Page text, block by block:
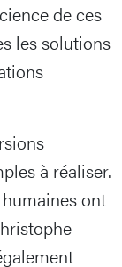
de ces
les solutions
à réaliser.
ont